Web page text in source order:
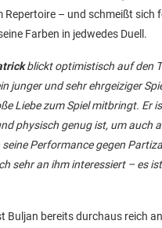
– und schmeißt sich
Farben in jedwedes Duell.
blickt optimistisch auf den
junger und sehr ehrgeiziger
Liebe zum Spiel mitbringt. Er
physisch genug ist, um auch
seine Performance gegen
sehr an ihm interessiert – es
Buljan bereits durchaus reich